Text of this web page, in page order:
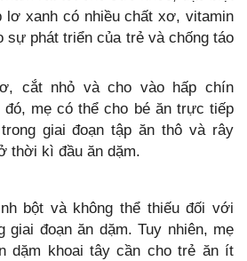
lơ xanh có nhiều chất xơ, vitamin
sự phát triển của trẻ và chống táo
cắt nhỏ và cho vào hấp chín
đó, mẹ có thể cho bé ăn trực tiếp
giai đoạn tập ăn thô và rây
thời kì đầu ăn dặm.
bột và không thể thiếu đối với
giai đoạn ăn dặm. Tuy nhiên, mẹ
dặm khoai tây cần cho trẻ ăn ít